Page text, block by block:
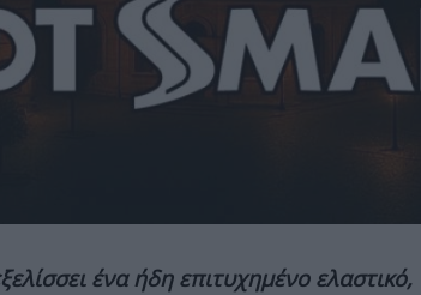
ένα ήδη επιτυχημένο ελαστικό,